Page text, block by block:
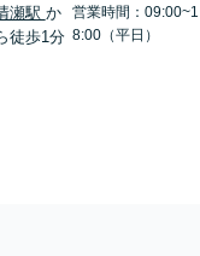
瀬駅 か
徒歩1分
営業時間：09:00~1
8:00（平日）